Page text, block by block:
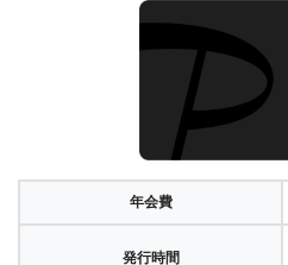
年会費
発行時間